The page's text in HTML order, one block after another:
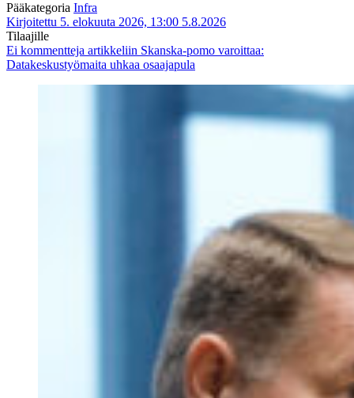
Pääkategoria Infra
Kirjoitettu 5. elokuuta 2026, 13:00 5.8.2026
Tilaajille
Ei kommentteja artikkeliin Skanska-pomo varoittaa:
Datakeskustyömaita uhkaa osaajapula